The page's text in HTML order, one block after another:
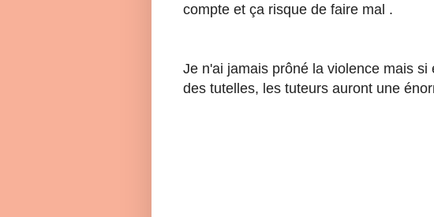
compte et ça risque de faire mal .
Je n'ai jamais prôné la violence mais
des tutelles, les tuteurs auront une